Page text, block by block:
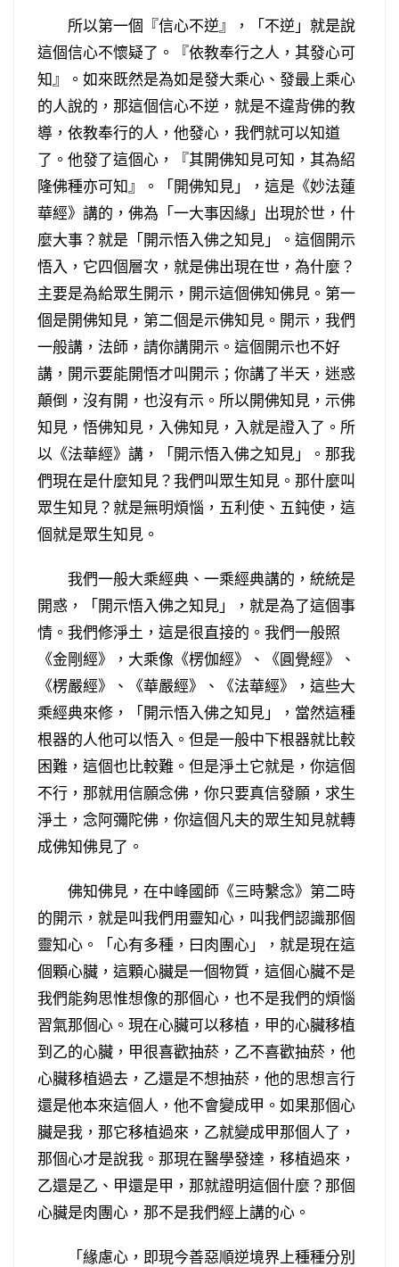
所以第一個『信心不逆』，「不逆」就是說
這個信心不懷疑了。『依教奉行之人，其發心可
知』。如來既然是為如是發大乘心、發最上乘心
的人說的，那這個信心不逆，就是不違背佛的教
導，依教奉行的人，他發心，我們就可以知道
了。他發了這個心，『其開佛知見可知，其為紹
隆佛種亦可知』。「開佛知見」，這是《妙法蓮
華經》講的，佛為「一大事因緣」出現於世，什
麼大事？就是「開示悟入佛之知見」。這個開示
悟入，它四個層次，就是佛出現在世，為什麼？
主要是為給眾生開示，開示這個佛知佛見。第一
個是開佛知見，第二個是示佛知見。開示，我們
一般講，法師，請你講開示。這個開示也不好
講，開示要能開悟才叫開示；你講了半天，迷惑
顛倒，沒有開，也沒有示。所以開佛知見，示佛
知見，悟佛知見，入佛知見，入就是證入了。所
以《法華經》講，「開示悟入佛之知見」。那我
們現在是什麼知見？我們叫眾生知見。那什麼叫
眾生知見？就是無明煩惱，五利使、五鈍使，這
個就是眾生知見。
我們一般大乘經典、一乘經典講的，統統是
開惑，「開示悟入佛之知見」，就是為了這個事
情。我們修淨土，這是很直接的。我們一般照
《金剛經》，大乘像《楞伽經》、《圓覺經》、
《楞嚴經》、《華嚴經》、《法華經》，這些大
乘經典來修，「開示悟入佛之知見」，當然這種
根器的人他可以悟入。但是一般中下根器就比較
困難，這個也比較難。但是淨土它就是，你這個
不行，那就用信願念佛，你只要真信發願，求生
淨土，念阿彌陀佛，你這個凡夫的眾生知見就轉
成佛知佛見了。
佛知佛見，在中峰國師《三時繫念》第二時
的開示，就是叫我們用靈知心，叫我們認識那個
靈知心。「心有多種，曰肉團心」，就是現在這
個顆心臟，這顆心臟是一個物質，這個心臟不是
我們能夠思惟想像的那個心，也不是我們的煩惱
習氣那個心。現在心臟可以移植，甲的心臟移植
到乙的心臟，甲很喜歡抽菸，乙不喜歡抽菸，他
心臟移植過去，乙還是不想抽菸，他的思想言行
還是他本來這個人，他不會變成甲。如果那個心
臟是我，那它移植過來，乙就變成甲那個人了，
那個心才是說我。那現在醫學發達，移植過來，
乙還是乙、甲還是甲，那就證明這個什麼？那個
心臟是肉團心，那不是我們經上講的心。
「緣慮心，即現今善惡順逆境界上種種分別